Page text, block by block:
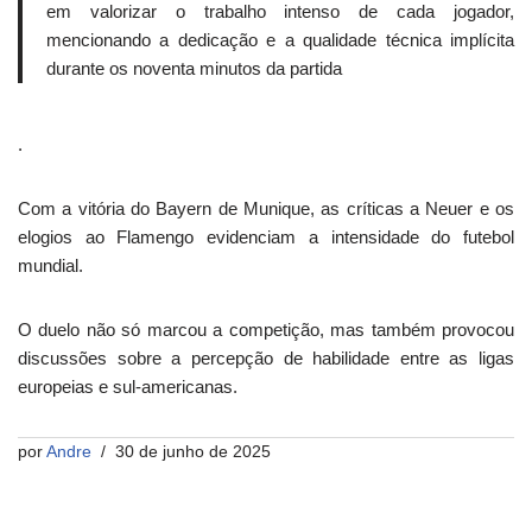
em valorizar o trabalho intenso de cada jogador,
mencionando a dedicação e a qualidade técnica implícita
durante os noventa minutos da partida
.
Com a vitória do Bayern de Munique, as críticas a Neuer e os
elogios ao Flamengo evidenciam a intensidade do futebol
mundial.
O duelo não só marcou a competição, mas também provocou
discussões sobre a percepção de habilidade entre as ligas
europeias e sul-americanas.
por Andre 30 de junho de 2025